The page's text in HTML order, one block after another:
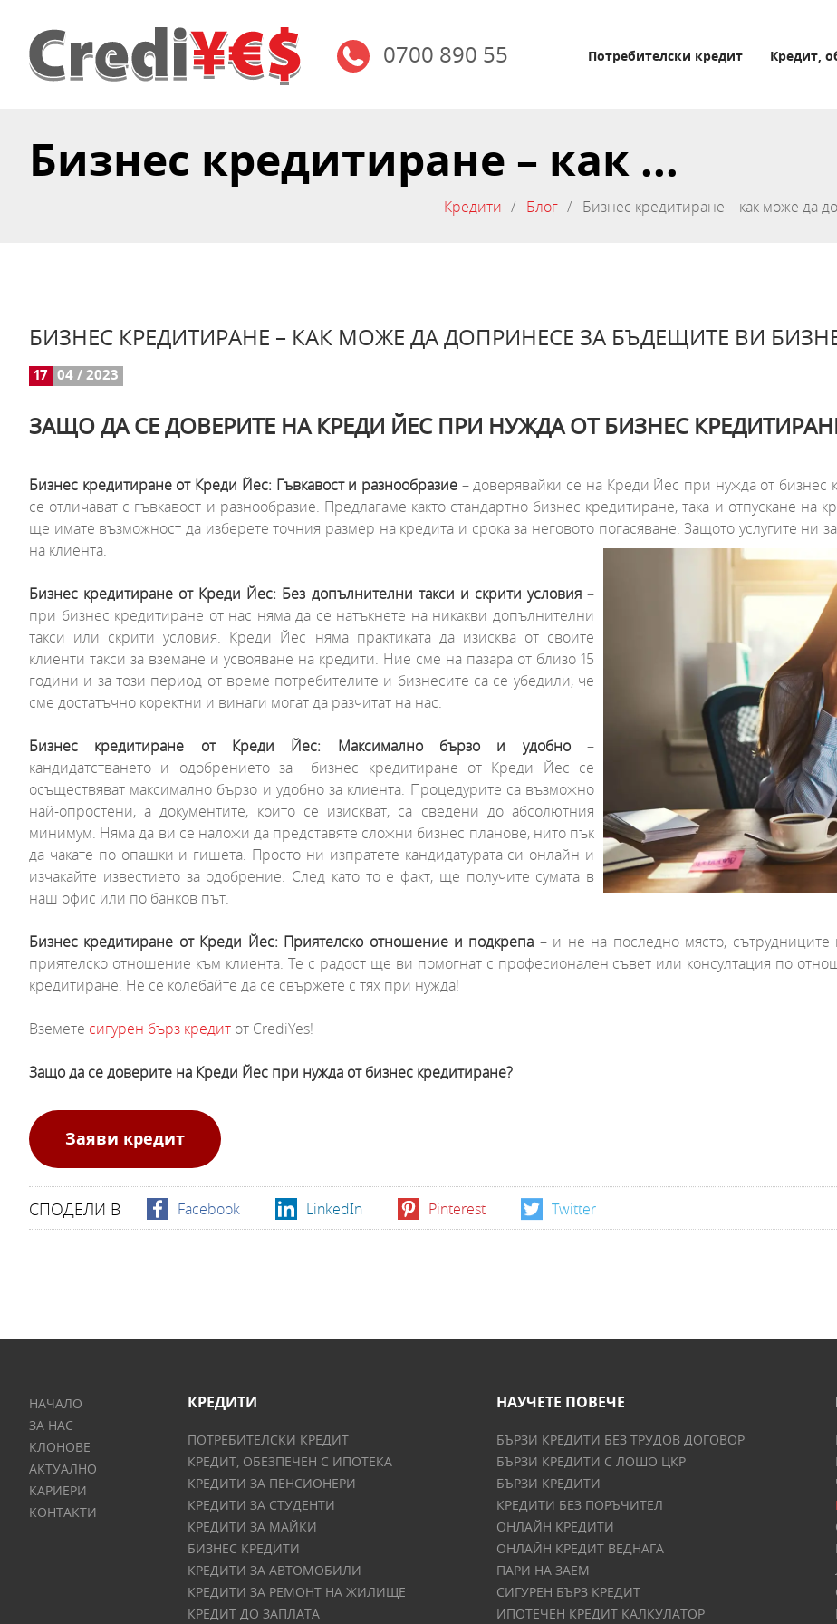
0700 890 55 Потребителски кредит Кредит,
Бизнес кредитиране – как ...
Кредити Блог Бизнес кредитиране – как може да
БИЗНЕС КРЕДИТИРАНЕ – КАК МОЖЕ ДА ДОПРИНЕСЕ ЗА БЪДЕЩИТЕ ВИ
17 04 / 2023
ЗАЩО ДА СЕ ДОВЕРИТЕ НА КРЕДИ ЙЕС ПРИ НУЖДА ОТ БИЗНЕС
Бизнес кредитиране от Креди Йес: Гъвкавост и разнообразие– доверявайки се на Креди Йес при нужда от бизнес
се отличават с гъвкавост и разнообразие. Предлагаме както стандартно бизнес кредитиране, така и отпускане
ще имате възможност да изберете точния размер на кредита и срока за неговото погасяване. Защото услугите ни
на клиента.
Бизнес кредитиране от Креди Йес: Без допълнителни такси и скрити условия–
при бизнес кредитиране от нас няма да се натъкнете на никакви допълнителни
такси или скрити условия. Креди Йес няма практиката да изисква от своите
клиенти такси за вземане и усвояване на кредити. Ние сме на пазара от близо 15
години и за този период от време потребителите и бизнесите са се убедили, че
сме достатъчно коректни и винаги могат да разчитат на нас.
Бизнес кредитиране от Креди Йес: Максимално бързо и удобно–
кандидатстването и одобрението за бизнес кредитиране от Креди Йес се
осъществяват максимално бързо и удобно за клиента. Процедурите са възможно
най-опростени, а документите, които се изискват, са сведени до абсолютния
минимум. Няма да ви се наложи да представяте сложни бизнес планове, нито пък
да чакате по опашки и гишета. Просто ни изпратете кандидатурата си онлайн и
изчакайте известието за одобрение. След като то е факт, ще получите сумата в
наш офис или по банков път.
Бизнес кредитиране от Креди Йес: Приятелско отношение и подкрепа – и не на последно място,
приятелско отношение към клиента. Те с радост ще ви помогнат с професионален съвет или консултация по
кредитиране. Не се колебайте да се свържете с тях при нужда!
Вземете сигурен бърз кредит от CrediYes!
Защо да се доверите на Креди Йес при нужда от бизнес кредитиране?
Заяви кредит
СПОДЕЛИ В Facebook LinkedIn Pinterest Twitter
НАЧАЛО
ЗА НАС
КЛОНОВЕ
АКТУАЛНО
КАРИЕРИ
КОНТАКТИ
КРЕДИТИ
ПОТРЕБИТЕЛСКИ КРЕДИТ
КРЕДИТ, ОБЕЗПЕЧЕН С ИПОТЕКА
КРЕДИТИ ЗА ПЕНСИОНЕРИ
КРЕДИТИ ЗА СТУДЕНТИ
КРЕДИТИ ЗА МАЙКИ
БИЗНЕС КРЕДИТИ
КРЕДИТИ ЗА АВТОМОБИЛИ
КРЕДИТИ ЗА РЕМОНТ НА ЖИЛИЩЕ
КРЕДИТ ДО ЗАПЛАТА
НАУЧЕТЕ ПОВЕЧЕ
БЪРЗИ КРЕДИТИ БЕЗ ТРУДОВ ДОГОВОР
БЪРЗИ КРЕДИТИ С ЛОШО ЦКР
БЪРЗИ КРЕДИТИ
КРЕДИТИ БЕЗ ПОРЪЧИТЕЛ
ОНЛАЙН КРЕДИТИ
ОНЛАЙН КРЕДИТ ВЕДНАГА
ПАРИ НА ЗАЕМ
СИГУРЕН БЪРЗ КРЕДИТ
ИПОТЕЧЕН КРЕДИТ КАЛКУЛАТОР